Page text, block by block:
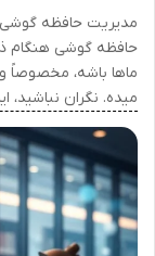
مدیریت حافظه
حافظه گوشی هنگام
ماها باشه،
میده. نگران